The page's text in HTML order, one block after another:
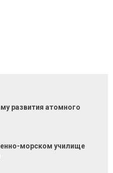
развития атомного
морском училище